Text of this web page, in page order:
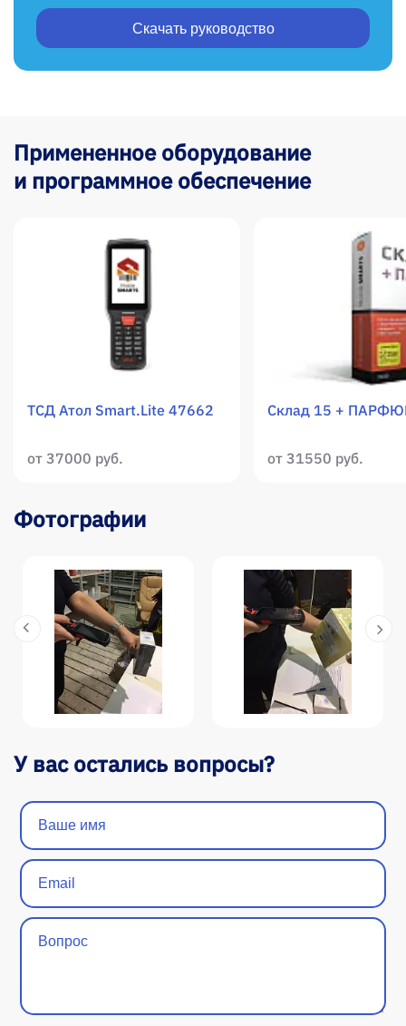
Скачать руководство
Примененное оборудование
и программное обеспечение
ТСД Атол Smart.Lite 47662
от 37000 руб.
Склад 15 +
от 31550 руб.
Фотографии
У вас остались вопросы?